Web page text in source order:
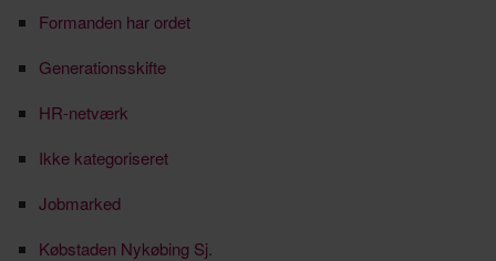
Formanden har ordet
Generationsskifte
HR-netværk
Ikke kategoriseret
Jobmarked
Købstaden Nykøbing Sj.